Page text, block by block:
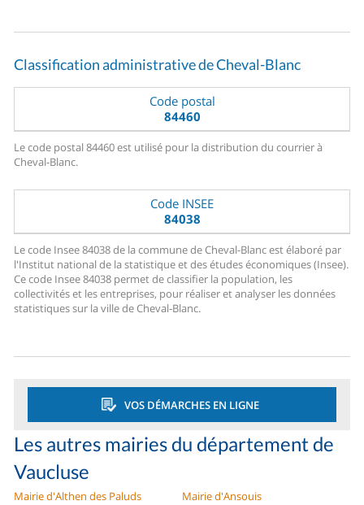
Classification administrative de Cheval-Blanc
Code postal
84460
Le code postal 84460 est utilisé pour la distribution du courrier à
Cheval-Blanc.
Code INSEE
84038
Le code Insee 84038 de la commune de Cheval-Blanc est élaboré par
l'Institut national de la statistique et des études économiques (Insee).
Ce code Insee 84038 permet de classifier la population, les
collectivités et les entreprises, pour réaliser et analyser les données
statistiques sur la ville de Cheval-Blanc.
VOS DÉMARCHES EN LIGNE
Les autres mairies du département de
Vaucluse
Mairie d'Althen des Paluds
Mairie d'Ansouis